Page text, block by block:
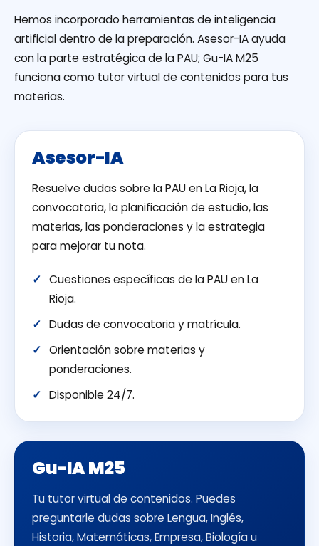
Hemos incorporado herramientas de inteligencia
artificial dentro de la preparación. Asesor-IA ayuda
con la parte estratégica de la PAU; Gu-IA M25
funciona como tutor virtual de contenidos para tus
materias.
Asesor-IA
Resuelve dudas sobre la PAU en La Rioja, la
convocatoria, la planificación de estudio, las
materias, las ponderaciones y la estrategia
para mejorar tu nota.
Cuestiones específicas de la PAU en La
Rioja.
Dudas de convocatoria y matrícula.
Orientación sobre materias y
ponderaciones.
Disponible 24/7.
Gu-IA M25
Tu tutor virtual de contenidos. Puedes
preguntarle dudas sobre Lengua, Inglés,
Historia, Matemáticas, Empresa, Biología u